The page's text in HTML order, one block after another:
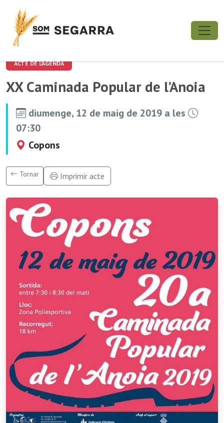
ACTE DE L'AGENDA
XX Caminada Popular de l’Anoia
diumenge, 12 de maig de 2019 a les
07:30
Copons
Tornar Imprimir acte